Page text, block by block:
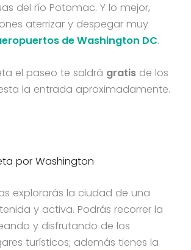
del río Potomac. Y lo mejor,
aterrizar y despegar muy
de Washington DC.
el paseo te saldrá gratisde los
la entrada aproximadamente.
por Washington
explorarás la ciudad de una
y activa. Podrás recorrer la
y disfrutando de los
turísticos; además tienes la